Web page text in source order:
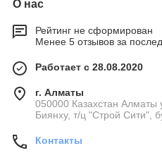
О нас
Рейтинг не сформирован
Менее 5 отзывов за
Работает с 28.08.2020
г. Алматы
050000 Казахстан Алматы
Биянху, т/ц "Строй Сити",
Контакты